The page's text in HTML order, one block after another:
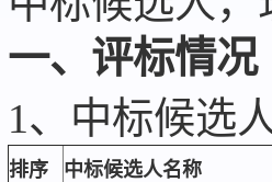
一、评标情况
1、中标候选
排序 中标候选人名称